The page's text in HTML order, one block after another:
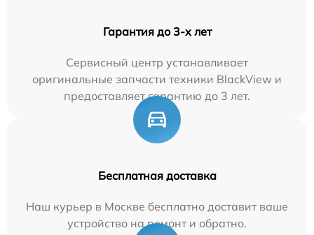
Гарантия до 3-х лет
Сервисный центр устанавливает
оригинальные запчасти техники BlackView и
предоставляет гарантию до 3 лет.
Бесплатная доставка
Наш курьер в Москве бесплатно доставит ваше
устройство на ремонт и обратно.